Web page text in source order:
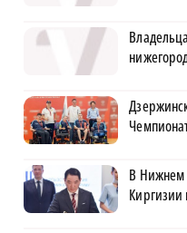
В Нижнем
Киргизии